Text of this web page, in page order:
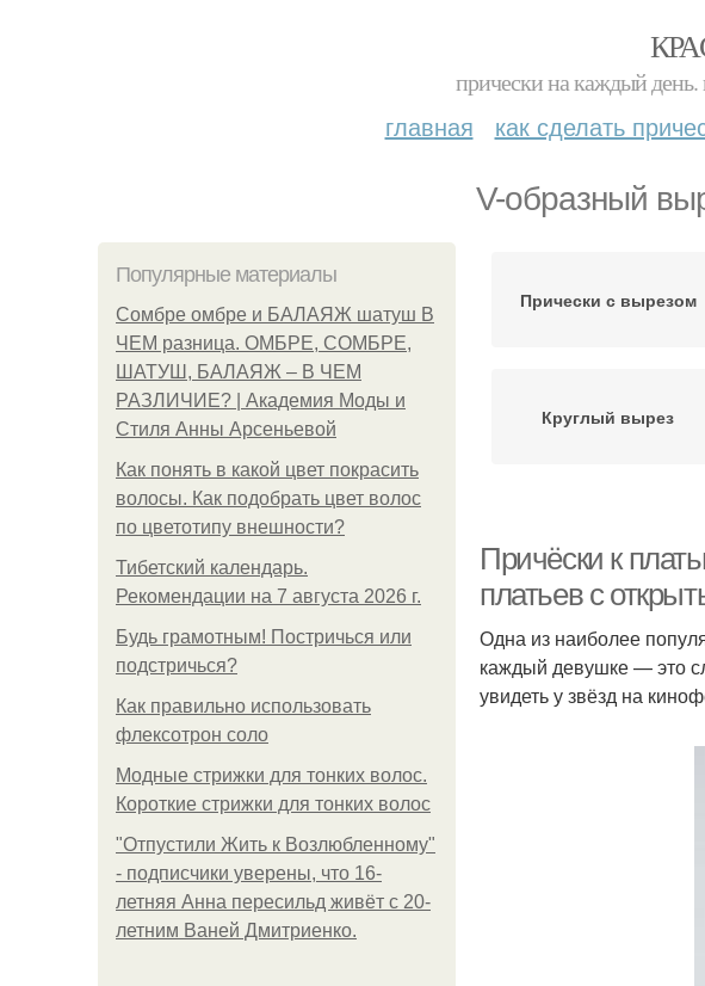
прически на каждый день.
главная как сделать
V-образный
Популярные материалы
Сомбре омбре и БАЛАЯЖ шатуш В
ЧЕМ разница. ОМБРЕ, СОМБРЕ,
ШАТУШ, БАЛАЯЖ – В ЧЕМ
РАЗЛИЧИЕ? | Академия Моды и
Стиля Анны Арсеньевой
Как понять в какой цвет покрасить
волосы. Как подобрать цвет волос
по цветотипу внешности?
Тибетский календарь.
Рекомендации на 7 августа 2026 г.
Будь грамотным! Постричься или
подстричься?
Как правильно использовать
флексотрон соло
Модные стрижки для тонких волос.
Короткие стрижки для тонких волос
"Отпустили Жить к Возлюбленному"
- подписчики уверены, что 16-
летняя Анна пересильд живёт с 20-
летним Ваней Дмитриенко.
Прически с вырезом
Круглый вырез
Причёски к
платьев с
Одна из наиболее
каждый девушке — это
увидеть у звёзд на